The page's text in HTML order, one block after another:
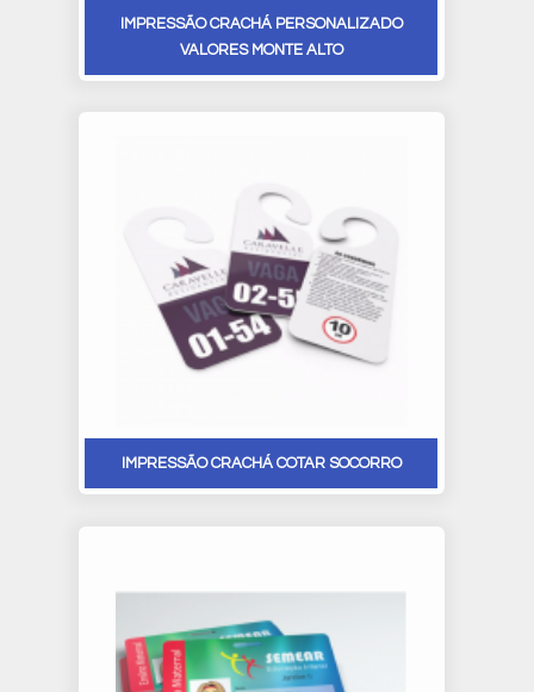
IMPRESSÃO CRACHÁ PERSONALIZADO
VALORES MONTE ALTO
IMPRESSÃO CRACHÁ COTAR SOCORRO